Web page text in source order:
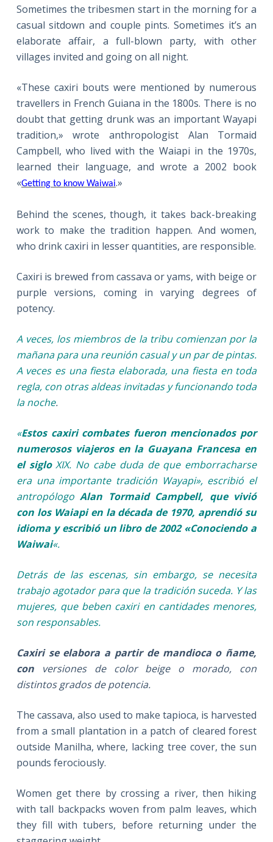
Sometimes the tribesmen start in the morning for a
casual sitdown and couple pints. Sometimes it’s an
elaborate affair, a full-blown party, with other
villages invited and going on all night.
«These caxiri bouts were mentioned by numerous
travellers in French Guiana in the 1800s. There is no
doubt that getting drunk was an important Wayapi
tradition,» wrote anthropologist Alan Tormaid
Campbell, who lived with the Waiapi in the 1970s,
learned their language, and wrote a 2002 book
«Getting to know Waiwai.»
Behind the scenes, though, it takes back-breaking
work to make the tradition happen. And women,
who drink caxiri in lesser quantities, are responsible.
Caxiri is brewed from cassava or yams, with beige or
purple versions, coming in varying degrees of
potency.
A veces, los miembros de la tribu comienzan por la
mañana para una reunión casual y un par de pintas.
A veces es una fiesta elaborada, una fiesta en toda
regla, con otras aldeas invitadas y funcionando toda
la noche.
«Estos caxiri combates fueron mencionados por
numerosos viajeros en la Guayana Francesa en
el sigloXIX. No cabe duda de que emborracharse
era una importante tradición Wayapi», escribió el
antropólogoAlan Tormaid Campbell, que vivió
con los Waiapi en la década de 1970, aprendió su
idioma y escribió un libro de 2002 «Conociendo a
Waiwai«.
Detrás de las escenas, sin embargo, se necesita
trabajo agotador para que la tradición suceda. Y las
mujeres, que beben caxiri en cantidades menores,
son responsables.
Caxiri se elabora a partir de mandioca o ñame,
conversiones de color beige o morado, con
distintos grados de potencia.
The cassava, also used to make tapioca, is harvested
from a small plantation in a patch of cleared forest
outside Manilha, where, lacking tree cover, the sun
pounds ferociously.
Women get there by crossing a river, then hiking
with tall backpacks woven from palm leaves, which
they fill with tubers, before returning under the